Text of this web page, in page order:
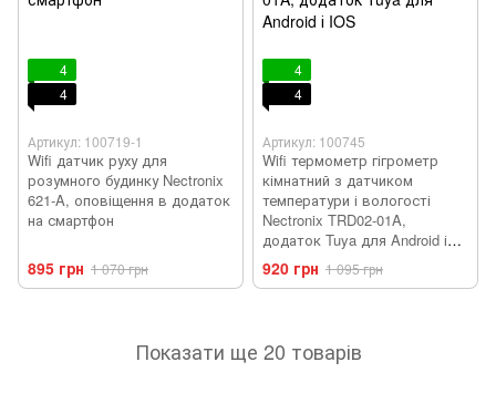
4
4
Артикул: 100719-1
Wifi датчик руху для
розумного будинку Nectronix
621-A, оповіщення в додаток
на смартфон
895 грн 1 070 грн
4
4
Артикул: 100745
Wifi термометр гігрометр
кімнатний з датчиком
температури і вологості
Nectronix TRD02-01A,
додаток Tuya для Android і
IOS
920 грн 1 095 грн
Показати ще 20 товарів